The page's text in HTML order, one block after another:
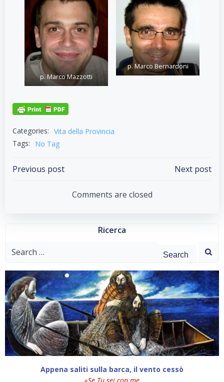
p. Marco Mazzotti
p. Marco Bernardoni
Categories: Vita della Provincia
Tags:
No Tag
Post
navigation
Previous post
navigation
Next post
Comments are closed
Ricerca
Search
Appena saliti sulla barca, il vento cessò